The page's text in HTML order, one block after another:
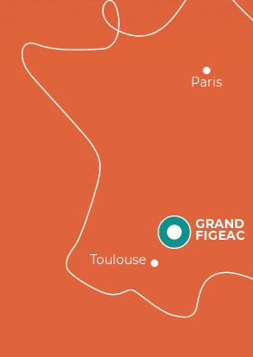
GRAND
FIGEAC
Toulouse
Paris